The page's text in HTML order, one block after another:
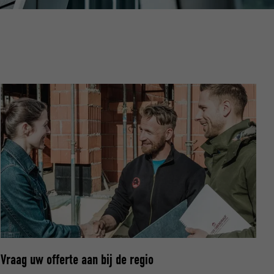
Vraag uw offerte aan bij de regio
gegevens
op.
ons"-